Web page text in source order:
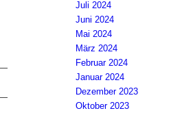
Juli 2024
Juni 2024
Mai 2024
März 2024
Februar 2024
Januar 2024
Dezember 2023
Oktober 2023